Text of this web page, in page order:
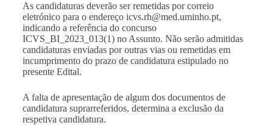
As candidaturas deverão ser remetidas por correio
eletrónico para o endereço icvs.rh@med.uminho.pt,
indicando a referência do concurso
ICVS_BI_2023_013(1) no Assunto. Não serão admitidas
candidaturas enviadas por outras vias ou remetidas em
incumprimento do prazo de candidatura estipulado no
presente Edital.
A falta de apresentação de algum dos documentos de
candidatura suprarreferidos, determina a exclusão da
respetiva candidatura.